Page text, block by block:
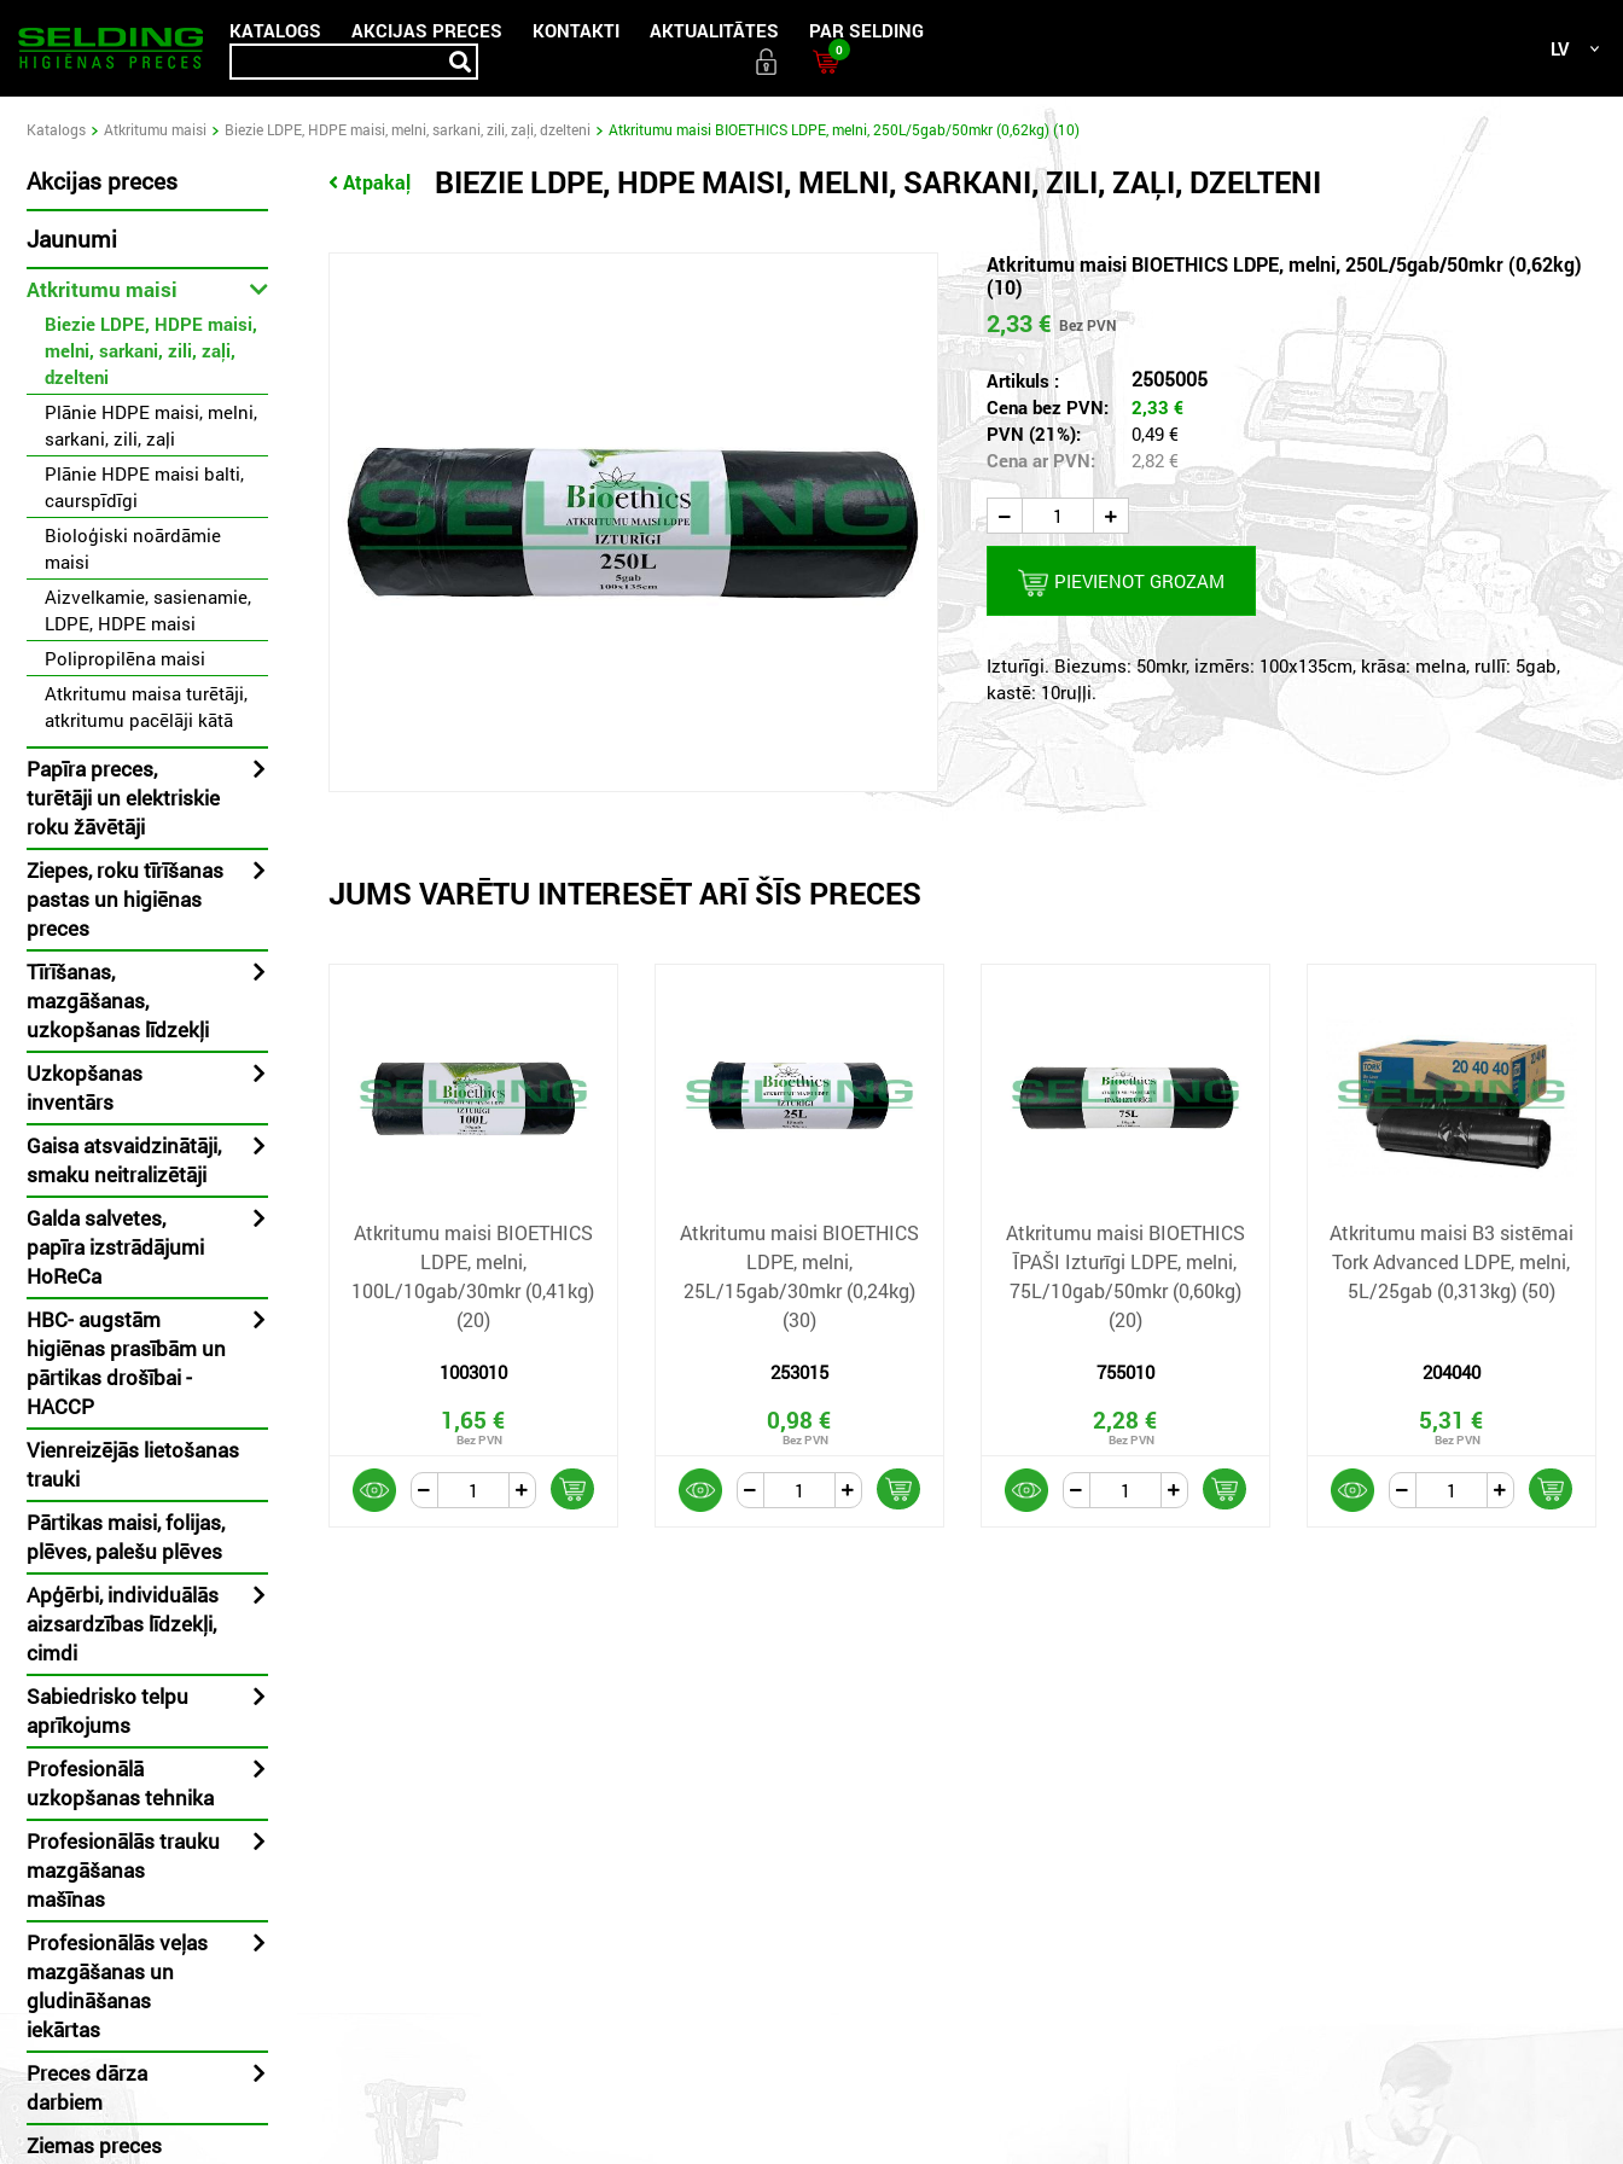
KATALOGS AKCIJAS PRECES KONTAKTI AKTUALITĀTES PAR SELDING
0 LV
Katalogs Atkritumu maisi Biezie LDPE, HDPE maisi, melni, sarkani, zili, zaļi, dzelteni Atkritumu maisi BIOETHICS LDPE, melni, 250L/5gab/50mkr (0,62kg) (10)
Akcijas preces
Jaunumi
Atkritumu maisi
Biezie LDPE, HDPE maisi,
melni, sarkani, zili, zaļi,
dzelteni
Plānie HDPE maisi, melni,
sarkani, zili, zaļi
Plānie HDPE maisi balti,
caurspīdīgi
Bioloģiski noārdāmie
maisi
Aizvelkamie, sasienamie,
LDPE, HDPE maisi
Polipropilēna maisi
Atkritumu maisa turētāji,
atkritumu pacēlāji kātā
Papīra preces,
turētāji un elektriskie
roku žāvētāji
Ziepes, roku tīrīšanas
pastas un higiēnas
preces
Tīrīšanas,
mazgāšanas,
uzkopšanas līdzekļi
Uzkopšanas
inventārs
Gaisa atsvaidzinātāji,
smaku neitralizētāji
Galda salvetes,
papīra izstrādājumi
HoReCa
HBC- augstām
higiēnas prasībām un
pārtikas drošībai -
HACCP
Vienreizējās lietošanas
trauki
Pārtikas maisi, folijas,
plēves, palešu plēves
Apģērbi, individuālās
aizsardzības līdzekļi,
cimdi
Sabiedrisko telpu
aprīkojums
Profesionālā
uzkopšanas tehnika
Profesionālās trauku
mazgāšanas
mašīnas
Profesionālās veļas
mazgāšanas un
gludināšanas
iekārtas
Preces dārza
darbiem
Ziemas preces
Atpakaļ BIEZIE LDPE, HDPE MAISI, MELNI, SARKANI, ZILI, ZAĻI, DZELTENI
Atkritumu maisi BIOETHICS LDPE, melni, 250L/5gab/50mkr (0,62kg)
(10)
2,33 €
Artikuls : 2505005
Cena bez PVN: 2,33 €
PVN (21%):
0,49 €
Cena ar PVN:
2,82 €
PIEVIENOT GROZAM
Izturīgi. Biezums: 50mkr, izmērs: 100x135cm, krāsa: melna, rullī: 5gab,
kastē: 10ruļļi.
JUMS VARĒTU INTERESĒT ARĪ ŠĪS PRECES
Atkritumu maisi BIOETHICS
LDPE, melni,
100L/10gab/30mkr (0,41kg)
(20)
1003010
1,65 €
Atkritumu maisi BIOETHICS
LDPE, melni,
25L/15gab/30mkr (0,24kg)
(30)
253015
0,98 €
Atkritumu maisi BIOETHICS
ĪPAŠI Izturīgi LDPE, melni,
75L/10gab/50mkr (0,60kg)
(20)
755010
2,28 €
Atkritumu maisi B3 sistēmai
Tork Advanced LDPE, melni,
5L/25gab (0,313kg) (50)
204040
5,31 €